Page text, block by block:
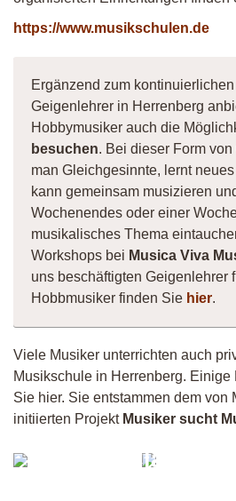
https://www.musikschulen.de
Ergänzend zum
Geigenlehrer in Herrenberg
Hobbymusiker auch die
besuchen. Bei dieser Form
man Gleichgesinnte, lernt
kann gemeinsam musizieren
Wochenendes oder einer
musikalisches Thema
Workshops bei Musica Viva
uns beschäftigten Geigenlehrer
Hobbmusiker finden Sie hier.
Viele Musiker unterrichten auch
Musikschule in Herrenberg. Einige
Sie hier. Sie entstammen dem von
initiierten Projekt Musiker sucht